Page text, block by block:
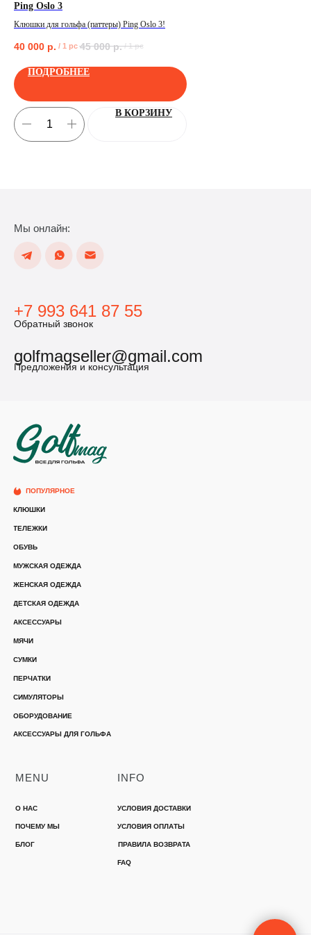
Ping Oslo 3
Клюшки для гольфа (паттеры) Ping Oslo 3!
40 000 р. / 1 pc 45 000 р. / 1 pc
ПОДРОБНЕЕ
В КОРЗИНУ
+7 993 641 87 55
Обратный звонок
golfmagseller@gmail.com
Предложения и консультация
О НАС
ПОЧЕМУ МЫ
MENU
БЛОГ
УСЛОВИЯ ДОСТАВКИ
УСЛОВИЯ ОПЛАТЫ
INFO
FAQ
Мы онлайн:
КЛЮШКИ
СУМКИ
ОБУВЬ
ПЕРЧАТКИ
ТЕЛЕЖКИ
АКСЕССУАРЫ ДЛЯ ГОЛЬФА
МЯЧИ
СИМУЛЯТОРЫ
ОБОРУДОВАНИЕ
МУЖСКАЯ ОДЕЖДА
ЖЕНСКАЯ ОДЕЖДА
ДЕТСКАЯ ОДЕЖДА
АКСЕССУАРЫ
ПОПУЛЯРНОЕ
ПРАВИЛА ВОЗВРАТА